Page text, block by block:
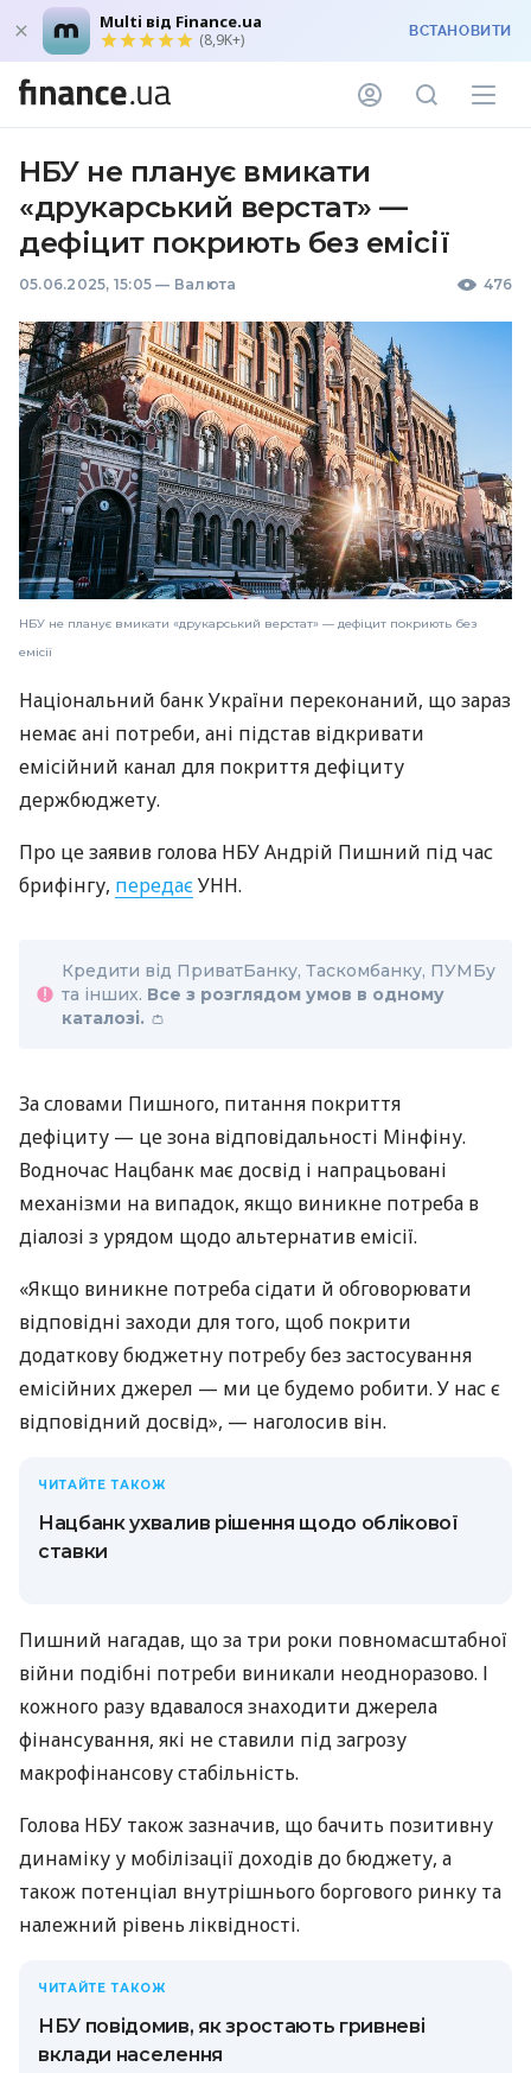
Multi від Finance.ua
(8,9K+) ВСТАНОВИТИ
НБУ не планує вмикати
«друкарський верстат» —
дефіцит покриють без емісії
05.06.2025, 15:05 — Валюта 476
НБУ не планує вмикати «друкарський верстат» — дефіцит покриють без
емісії
Національний банк України переконаний, що зараз
немає ані потреби, ані підстав відкривати
емісійний канал для покриття дефіциту
держбюджету.
Про це заявив голова НБУ Андрій Пишний під час
брифінгу, передаєУНН.
Кредити від ПриватБанку, Таскомбанку, ПУМБу
та інших. Все з розглядом умов в одному
каталозі. 👛
За словами Пишного, питання покриття
дефіциту — це зона відповідальності Мінфіну.
Водночас Нацбанк має досвід і напрацьовані
механізми на випадок, якщо виникне потреба в
діалозі з урядом щодо альтернатив емісії.
«Якщо виникне потреба сідати й обговорювати
відповідні заходи для того, щоб покрити
додаткову бюджетну потребу без застосування
емісійних джерел — ми це будемо робити. У нас є
відповідний досвід», — наголосив він.
ЧИТАЙТЕ ТАКОЖ
Нацбанк ухвалив рішення щодо облікової
ставки
Пишний нагадав, що за три роки повномасштабної
війни подібні потреби виникали неодноразово. І
кожного разу вдавалося знаходити джерела
фінансування, які не ставили під загрозу
макрофінансову стабільність.
Голова НБУ також зазначив, що бачить позитивну
динаміку у мобілізації доходів до бюджету, а
також потенціал внутрішнього боргового ринку та
належний рівень ліквідності.
ЧИТАЙТЕ ТАКОЖ
НБУ повідомив, як зростають гривневі
вклади населення